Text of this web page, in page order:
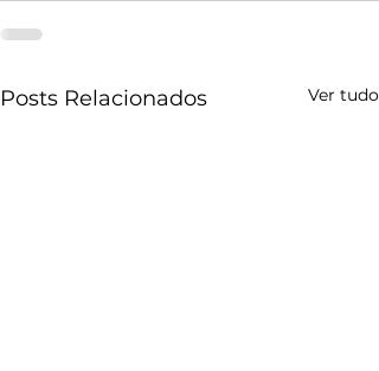
Posts Relacionados Ver tudo